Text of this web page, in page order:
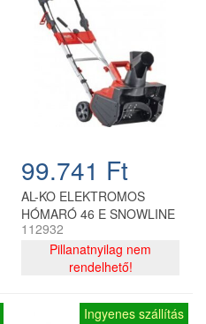
99.741 Ft
AL-KO ELEKTROMOS
HÓMARÓ 46 E SNOWLINE
112932
Pillanatnyilag nem
rendelhető!
Ingyenes szállítás